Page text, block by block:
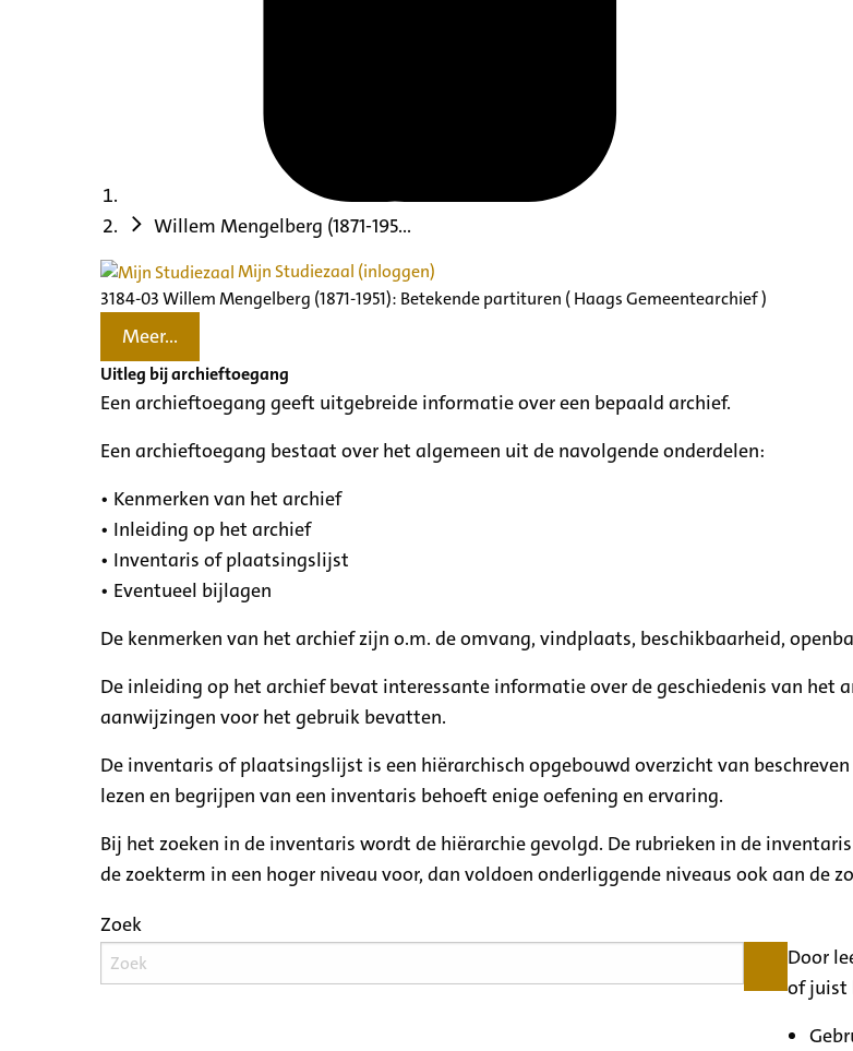
Willem Mengelberg (1871-195...
Mijn Studiezaal (inloggen)
3184-03 Willem Mengelberg (1871-1951): Betekende partituren ( Haags Gemeentearchief )
Meer...
Uitleg bij archieftoegang
Een archieftoegang geeft uitgebreide informatie over een bepaald archief.
Een archieftoegang bestaat over het algemeen uit de navolgende onderdelen:
• Kenmerken van het archief
• Inleiding op het archief
• Inventaris of plaatsingslijst
• Eventueel bijlagen
De kenmerken van het archief zijn o.m. de omvang, vindplaats, beschikbaarheid,
De inleiding op het archief bevat interessante informatie over de geschiedenis van het
aanwijzingen voor het gebruik bevatten.
De inventaris of plaatsingslijst is een hiërarchisch opgebouwd overzicht van
lezen en begrijpen van een inventaris behoeft enige oefening en ervaring.
Bij het zoeken in de inventaris wordt de hiërarchie gevolgd. De rubrieken in de
de zoekterm in een hoger niveau voor, dan voldoen onderliggende niveaus ook aan de
Zoek
Door
of juist